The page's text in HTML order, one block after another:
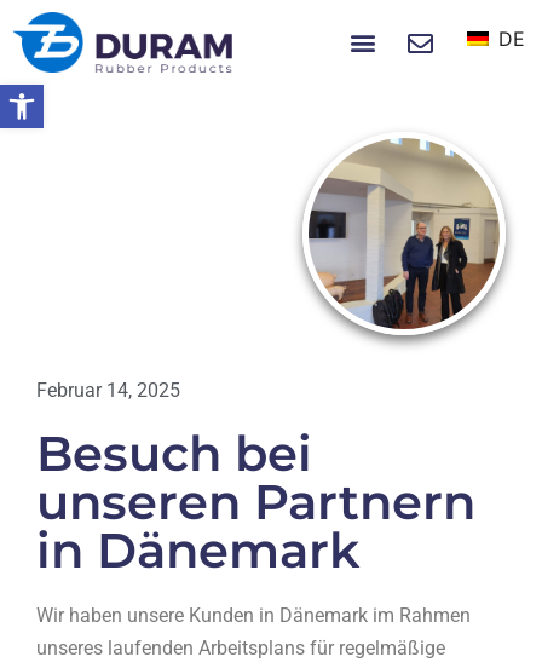
Symbolleiste öffnen
DE
VERANSTALTUN
Februar 14, 2025
Besuch bei
unseren Partnern
in Dänemark
Wir haben unsere Kunden in Dänemark im Rahmen
unseres laufenden Arbeitsplans für regelmäßige